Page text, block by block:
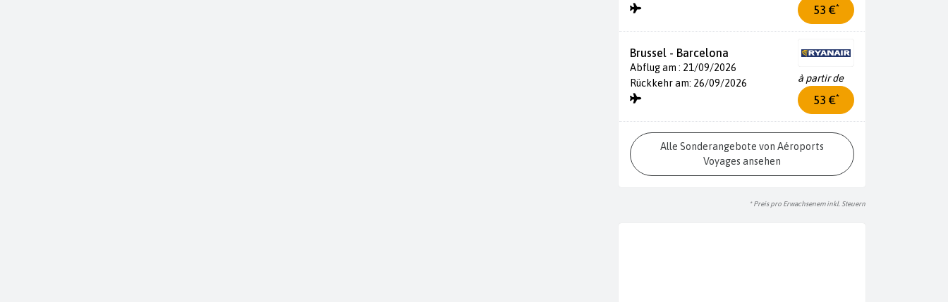
53 €*
Brussel - Barcelona
Abflug am : 21/09/2026
Rückkehr am: 26/09/2026
à partir de
53 €*
Alle Sonderangebote von Aéroports
Voyages ansehen
* Preis pro Erwachsenem inkl. Steuern